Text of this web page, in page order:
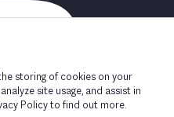
by Bonhomme
storing of cookies on your
site usage, and assist in
Policy to find out more.